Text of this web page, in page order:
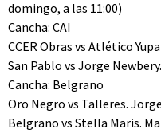
domingo, a las 11:00)
Cancha: CAI
CCER Obras vs Atlético
San Pablo vs Jorge
Cancha: Belgrano
Oro Negro vs Talleres.
Belgrano vs Stella Maris.